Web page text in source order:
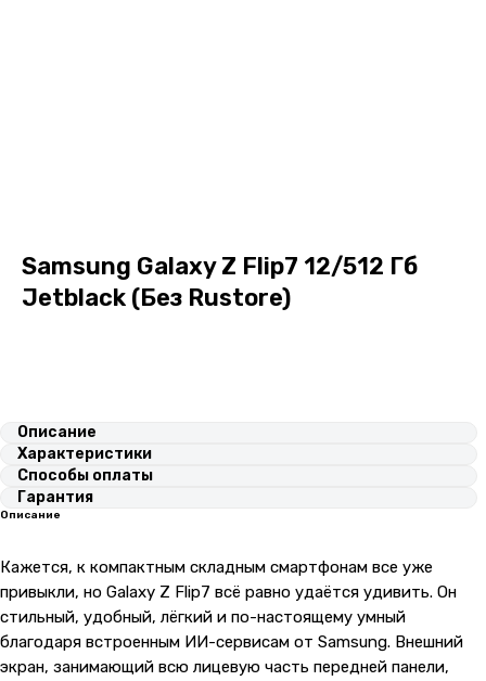
Samsung Galaxy Z Flip7 12/512 Гб
Jetblack (Без Rustore)
Описание
Характеристики
Способы оплаты
Гарантия
Описание
Кажется, к компактным складным смартфонам все уже
привыкли, но Galaxy Z Flip7 всё равно удаётся удивить. Он
стильный, удобный, лёгкий и по-настоящему умный
благодаря встроенным ИИ-сервисам от Samsung. Внешний
экран, занимающий всю лицевую часть передней панели,